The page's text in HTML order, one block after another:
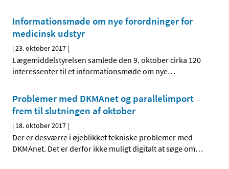
Informationsmøde om nye forordninger for
medicinsk udstyr
|23. oktober 2017 |
Lægemiddelstyrelsen samlede den 9. oktober cirka 120
interessenter til et informationsmøde om nye…
Problemer med DKMAnet og parallelimport
frem til slutningen af oktober
| 18. oktober 2017 |
Der er desværre i øjeblikket tekniske problemer med
DKMAnet. Det er derfor ikke muligt digitalt at søge om…